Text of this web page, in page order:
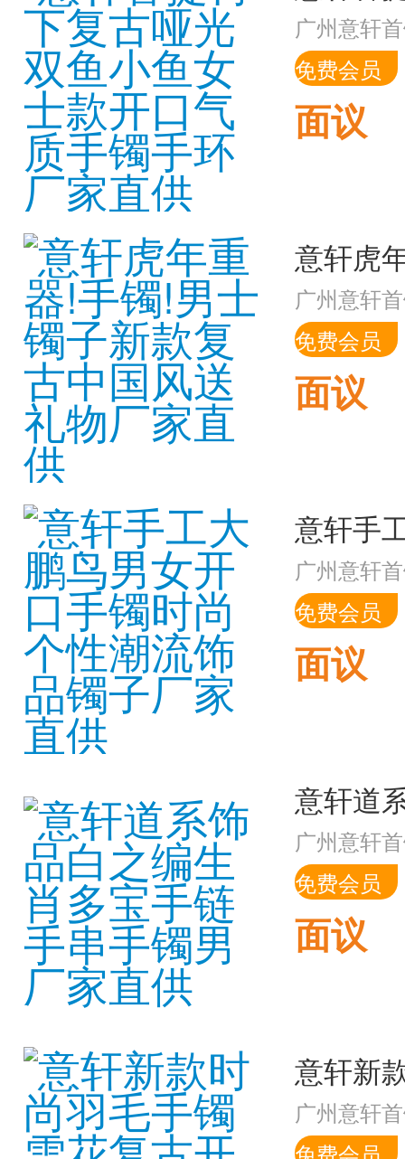
广州意轩
免费会员
面议
广州意轩
免费会员
面议
广州意轩
免费会员
面议
广州意轩
免费会员
面议
广州意轩